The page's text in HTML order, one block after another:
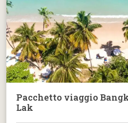
Pacchetto viaggio
Lak